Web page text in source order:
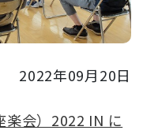
2022年09月20日
楽会）2022 IN に